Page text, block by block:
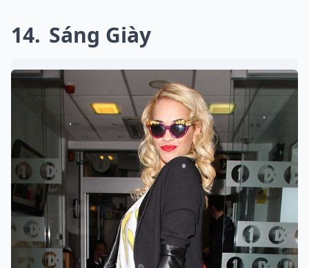
14 Sáng Giày